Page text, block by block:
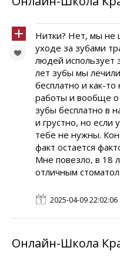
Нитки? Нет, мы не
уходе за зубами
людей использует
лет зубы мы
бесплатно и как-
работы и вообще о
зубы бесплатно в
и грустно, но если
тебе не нужны.
факт остается
Мне повезло, в 18
отличным
2025-04-09 22:02:06
Онлайн-Школа